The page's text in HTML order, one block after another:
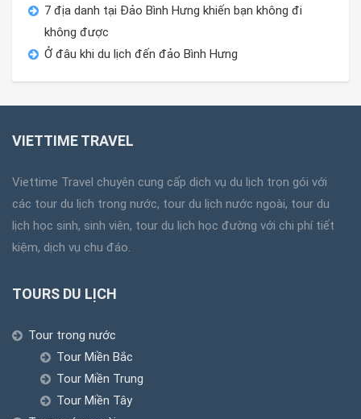
7 địa danh tại Đảo Bình Hưng khiến bạn không đi
không được
Ở đâu khi du lịch đến đảo Bình Hưng
VIETTIME TRAVEL
Viettime Travel chuyên cung cấp dịch vụ du lịch trọn gói với
các tour du lịch trong nước, tour du lịch nước ngoài, tour du
lịch học sinh, sinh viên, tour du lịch học đường với chi phí tiết
kiệm, dịch vụ chu đáo.
TOURS DU LỊCH
Tour trong nước
Tour Miền Bắc
Tour Miền Trung
Tour Miền Tây